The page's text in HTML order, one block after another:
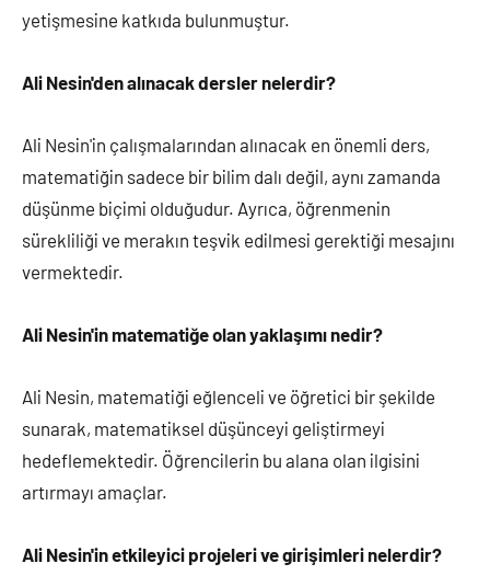
yetişmesine katkıda bulunmuştur.
Ali Nesin'den alınacak dersler nelerdir?
Ali Nesin'in çalışmalarından alınacak en önemli ders,
matematiğin sadece bir bilim dalı değil, aynı zamanda
düşünme biçimi olduğudur. Ayrıca, öğrenmenin
sürekliliği ve merakın teşvik edilmesi gerektiği mesajını
vermektedir.
Ali Nesin'in matematiğe olan yaklaşımı nedir?
Ali Nesin, matematiği eğlenceli ve öğretici bir şekilde
sunarak, matematiksel düşünceyi geliştirmeyi
hedeflemektedir. Öğrencilerin bu alana olan ilgisini
artırmayı amaçlar.
Ali Nesin'in etkileyici projeleri ve girişimleri nelerdir?